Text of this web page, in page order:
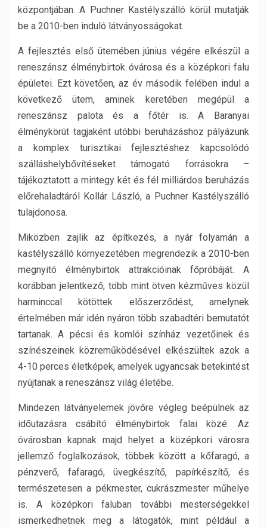
központjában. A Puchner Kastélyszálló körül mutatják
be a 2010-ben induló látványosságokat.
A fejlesztés első ütemében június végére elkészül a
reneszánsz élménybirtok óvárosa és a középkori falu
épületei. Ezt követően, az év második felében indul a
következő ütem, aminek keretében megépül a
reneszánsz palota és a főtér is. A Baranyai
élménykörút tagjaként utóbbi beruházáshoz pályázunk
a komplex turisztikai fejlesztéshez kapcsolódó
szálláshelybővítéseket támogató forrásokra –
tájékoztatott a mintegy két és fél milliárdos beruházás
előrehaladtáról Kollár László, a Puchner Kastélyszálló
tulajdonosa.
Miközben zajlik az építkezés, a nyár folyamán a
kastélyszálló környezetében megrendezik a 2010-ben
megnyitó élménybirtok attrakcióinak főpróbáját. A
korábban jelentkező, több mint ötven kézműves közül
harminccal kötöttek előszerződést, amelynek
értelmében már idén nyáron több szabadtéri bemutatót
tartanak. A pécsi és komlói színház vezetőinek és
színészeinek közreműködésével elkészültek azok a
4-10 perces életképek, amelyek ugyancsak betekintést
nyújtanak a reneszánsz világ életébe.
Mindezen látványelemek jövőre végleg beépülnek az
időutazásra csábító élménybirtok falai közé. Az
óvárosban kapnak majd helyet a középkori városra
jellemző foglalkozások, többek között a kőfaragó, a
pénzverő, fafaragó, üvegkészítő, papírkészítő, és
természetesen a pékmester, cukrászmester műhelye
is. A középkori faluban további mesterségekkel
ismerkedhetnek meg a látogatók, mint például a